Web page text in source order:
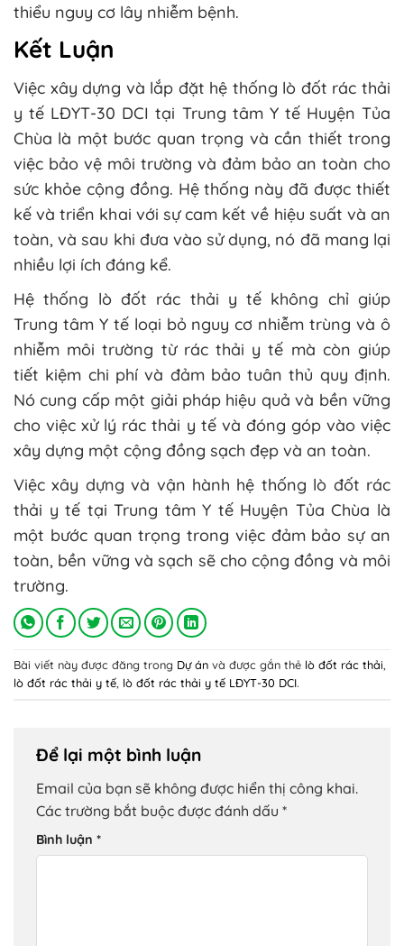
thiểu nguy cơ lây nhiễm bệnh.
Kết Luận
Việc xây dựng và lắp đặt hệ thống lò đốt rác thải
y tế LĐYT-30 DCI tại Trung tâm Y tế Huyện Tủa
Chùa là một bước quan trọng và cần thiết trong
việc bảo vệ môi trường và đảm bảo an toàn cho
sức khỏe cộng đồng. Hệ thống này đã được thiết
kế và triển khai với sự cam kết về hiệu suất và an
toàn, và sau khi đưa vào sử dụng, nó đã mang lại
nhiều lợi ích đáng kể.
Hệ thống lò đốt rác thải y tế không chỉ giúp
Trung tâm Y tế loại bỏ nguy cơ nhiễm trùng và ô
nhiễm môi trường từ rác thải y tế mà còn giúp
tiết kiệm chi phí và đảm bảo tuân thủ quy định.
Nó cung cấp một giải pháp hiệu quả và bền vững
cho việc xử lý rác thải y tế và đóng góp vào việc
xây dựng một cộng đồng sạch đẹp và an toàn.
Việc xây dựng và vận hành hệ thống lò đốt rác
thải y tế tại Trung tâm Y tế Huyện Tủa Chùa là
một bước quan trọng trong việc đảm bảo sự an
toàn, bền vững và sạch sẽ cho cộng đồng và môi
trường.
Bài viết này được đăng trong Dự án và được gắn thẻ lò đốt rác thải,
lò đốt rác thải y tế, lò đốt rác thải y tế LĐYT-30 DCI.
Để lại một bình luận
Email của bạn sẽ không được hiển thị công khai.
Các trường bắt buộc được đánh dấu *
Bình luận *